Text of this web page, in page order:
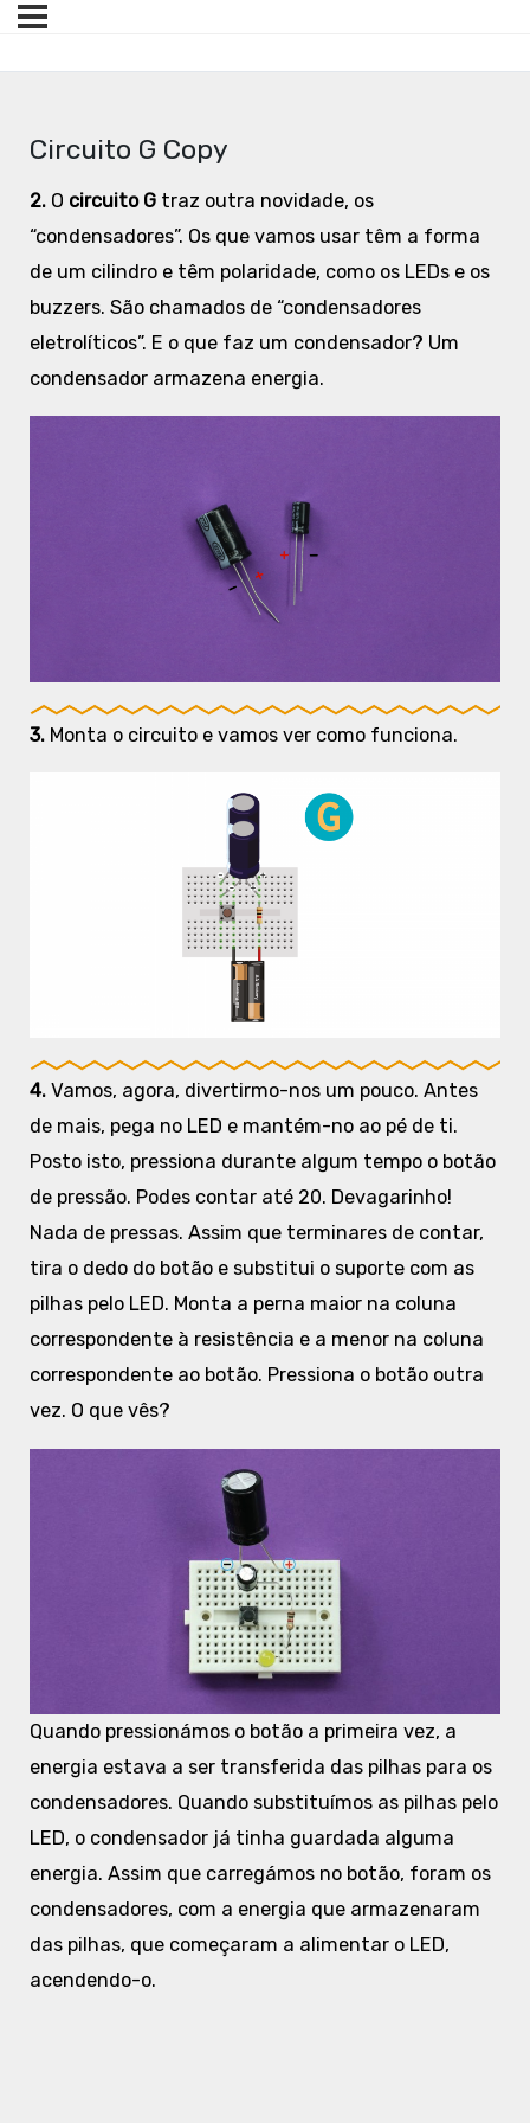
Circuito G Copy
2. O circuito G traz outra novidade, os
“condensadores”. Os que vamos usar têm a forma
de um cilindro e têm polaridade, como os LEDs e os
buzzers. São chamados de “condensadores
eletrolíticos”. E o que faz um condensador? Um
condensador armazena energia.
3. Monta o circuito e vamos ver como funciona.
4. Vamos, agora, divertirmo-nos um pouco. Antes
de mais, pega no LED e mantém-no ao pé de ti.
Posto isto, pressiona durante algum tempo o botão
de pressão. Podes contar até 20. Devagarinho!
Nada de pressas. Assim que terminares de contar,
tira o dedo do botão e substitui o suporte com as
pilhas pelo LED. Monta a perna maior na coluna
correspondente à resistência e a menor na coluna
correspondente ao botão. Pressiona o botão outra
vez. O que vês?
Quando pressionámos o botão a primeira vez, a
energia estava a ser transferida das pilhas para os
condensadores. Quando substituímos as pilhas pelo
LED, o condensador já tinha guardada alguma
energia. Assim que carregámos no botão, foram os
condensadores, com a energia que armazenaram
das pilhas, que começaram a alimentar o LED,
acendendo-o.